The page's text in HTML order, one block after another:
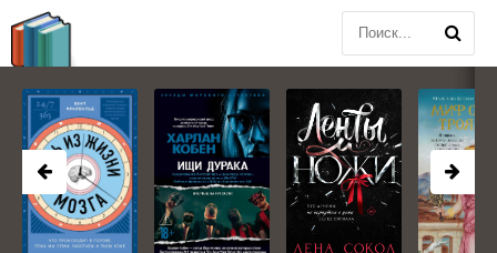
BOOKPLANETA.COM